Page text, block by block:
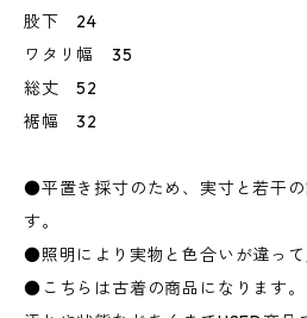
股下 24
ワタリ幅 35
総丈 52
裾幅 32
●平置き採寸のため、実寸と若干
す。
●照明により実物と色合いが違って
●こちらは古着の商品になります。